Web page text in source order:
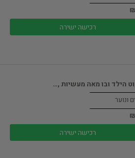
רכישה ישירה
הילד ובו מאה מעשיות ,…
ונוער
רכישה ישירה